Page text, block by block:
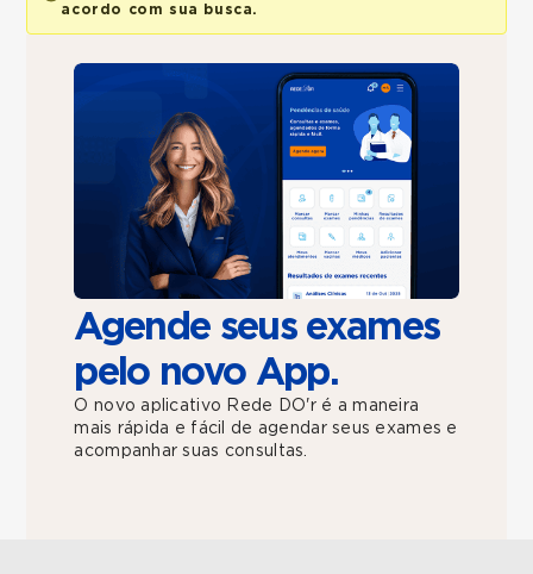
acordo com sua busca.
Agende seus exames
pelo novo App.
O novo aplicativo Rede DO'r é a maneira
mais rápida e fácil de agendar seus exames e
acompanhar suas consultas.